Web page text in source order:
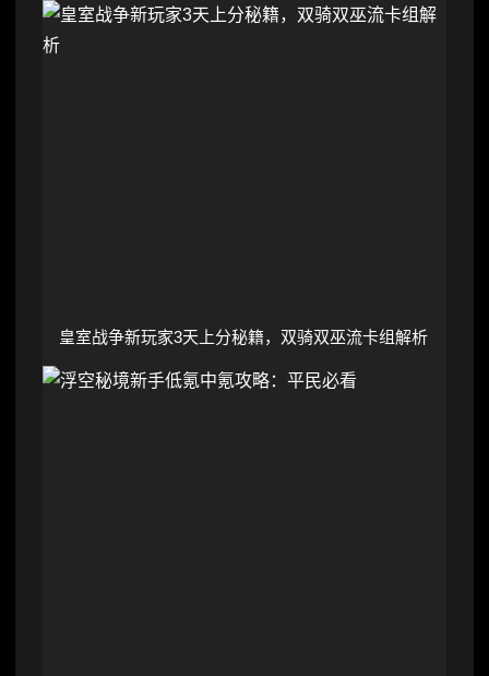
皇室战争新玩家3天上分秘籍，双骑双巫流卡组解析